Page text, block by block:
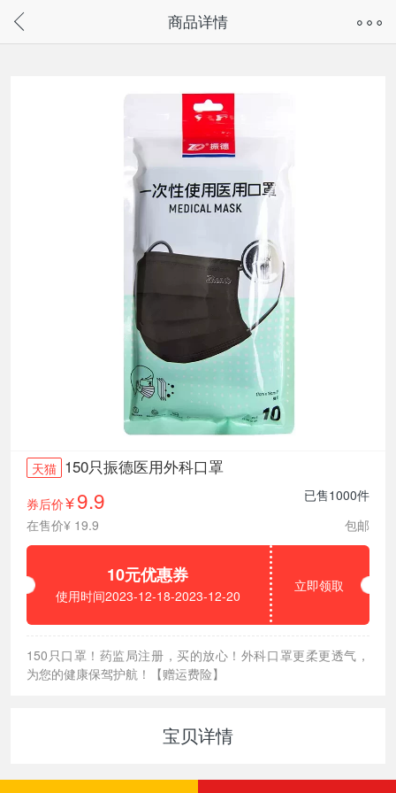
请通过微信或支付宝搜“奇兔客小程序”访问
商品详情
天猫 150只振德医用外科口罩
券后价¥ 9.9
已售1000件
在售价¥ 19.9
包邮
10元优惠券
使用时间2023-12-18-2023-12-20
立即领取
150只口罩！药监局注册，买的放心！外科口罩更柔更透气，
为您的健康保驾护航！【赠运费险】
宝贝详情